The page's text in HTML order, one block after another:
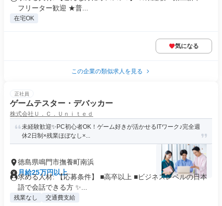
フリーター歓迎 ★普...
在宅OK
気になる
この企業の類似求人を見る
正社員
ゲームテスター・デバッカー
株式会社Ｕ．Ｃ．Ｕｎｉｔｅｄ
未経験歓迎✨PC初心者OK！ゲーム好きが活かせるITワーク♪完全週
休2日制×残業ほぼなし×...
徳島県鳴門市撫養町南浜
月給25万円以上
求める人材: 【応募条件】 ■高卒以上 ■ビジネスレベルの日本
語で会話できる方 ✨...
残業なし 交通費支給